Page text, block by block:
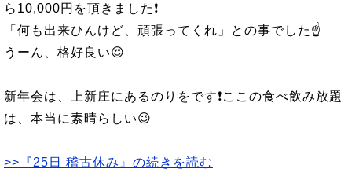
ら10,000円を頂きました❗
「何も出来ひんけど、頑張ってくれ」との事でした☝️
うーん、格好良い😍
新年会は、上新庄にあるのりをです❗ここの食べ飲み放題
は、本当に素晴らしい😉
>>『25日 稽古休み』の続きを読む